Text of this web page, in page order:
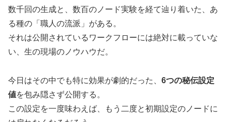
数千回の生成と、数百のノード実験を経て辿り着いた、あ
る種の「職人の流派」がある。
それは公開されているワークフローには絶対に載っていな
い、生の現場のノウハウだ。
今日はその中でも特に効果が劇的だった、 6つの秘伝設定
値を包み隠さず公開する。
この設定を一度味わえば、もう二度と初期設定のノードに